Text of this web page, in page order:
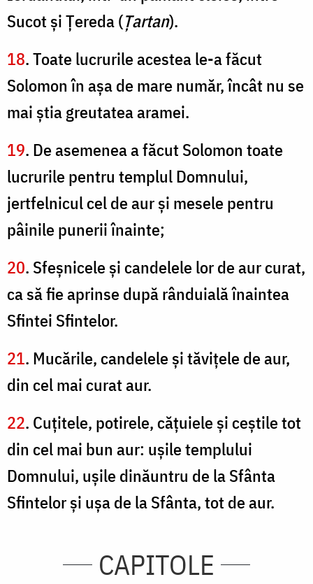
Sucot şi Ţereda (Ţartan).
18. Toate lucrurile acestea le-a făcut
Solomon în aşa de mare număr, încât nu se
mai ştia greutatea aramei.
19. De asemenea a făcut Solomon toate
lucrurile pentru templul Domnului,
jertfelnicul cel de aur şi mesele pentru
pâinile punerii înainte;
20. Sfeşnicele şi candelele lor de aur curat,
ca să fie aprinse după rânduială înaintea
Sfintei Sfintelor.
21. Mucările, candelele şi tăviţele de aur,
din cel mai curat aur.
22. Cuţitele, potirele, căţuiele şi ceştile tot
din cel mai bun aur: uşile templului
Domnului, uşile dinăuntru de la Sfânta
Sfintelor şi uşa de la Sfânta, tot de aur.
CAPITOLE